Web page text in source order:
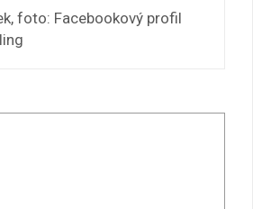
foto: Facebookový profil